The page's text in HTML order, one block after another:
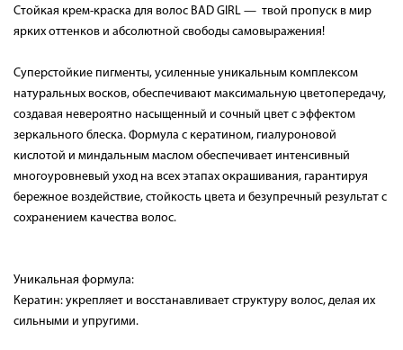
Стойкая крем-краска для волос BAD GIRL — твой пропуск в мир
ярких оттенков и абсолютной свободы самовыражения!
Суперстойкие пигменты, усиленные уникальным комплексом
натуральных восков, обеспечивают максимальную цветопередачу,
создавая невероятно насыщенный и сочный цвет с эффектом
зеркального блеска. Формула с кератином, гиалуроновой
кислотой и миндальным маслом обеспечивает интенсивный
многоуровневый уход на всех этапах окрашивания, гарантируя
бережное воздействие, стойкость цвета и безупречный результат с
сохранением качества волос.
Уникальная формула:
Кератин: укрепляет и восстанавливает структуру волос, делая их
сильными и упругими.